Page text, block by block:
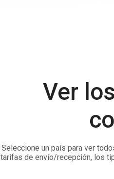
Ver los
Seleccione un país para ver
tarifas de envío/recepción, los